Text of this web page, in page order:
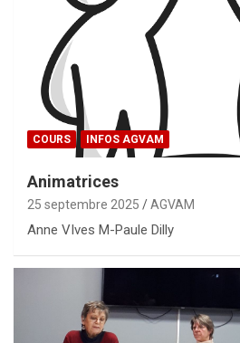
COURS INFOS AGVAM
Animatrices
25 septembre 2025 AGVAM
Anne VIves M-Paule Dilly